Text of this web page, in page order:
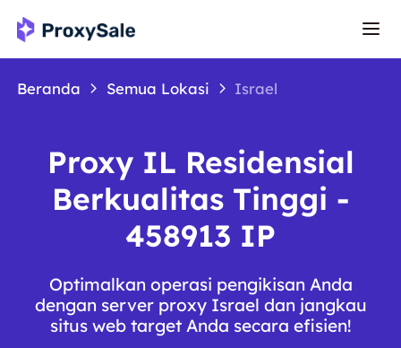
Beranda Semua Lokasi Israel
Proxy IL Residensial
Berkualitas Tinggi -
458913 IP
Optimalkan operasi pengikisan Anda
dengan server proxy Israel dan jangkau
situs web target Anda secara efisien!